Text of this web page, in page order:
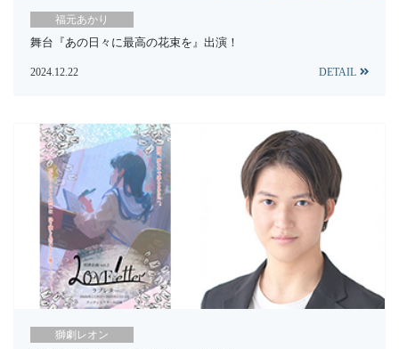
福元あかり
舞台『あの日々に最高の花束を』出演！
2024.12.22 DETAIL
獅劇レオン